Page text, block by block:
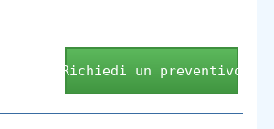
Richiedi un preventivo